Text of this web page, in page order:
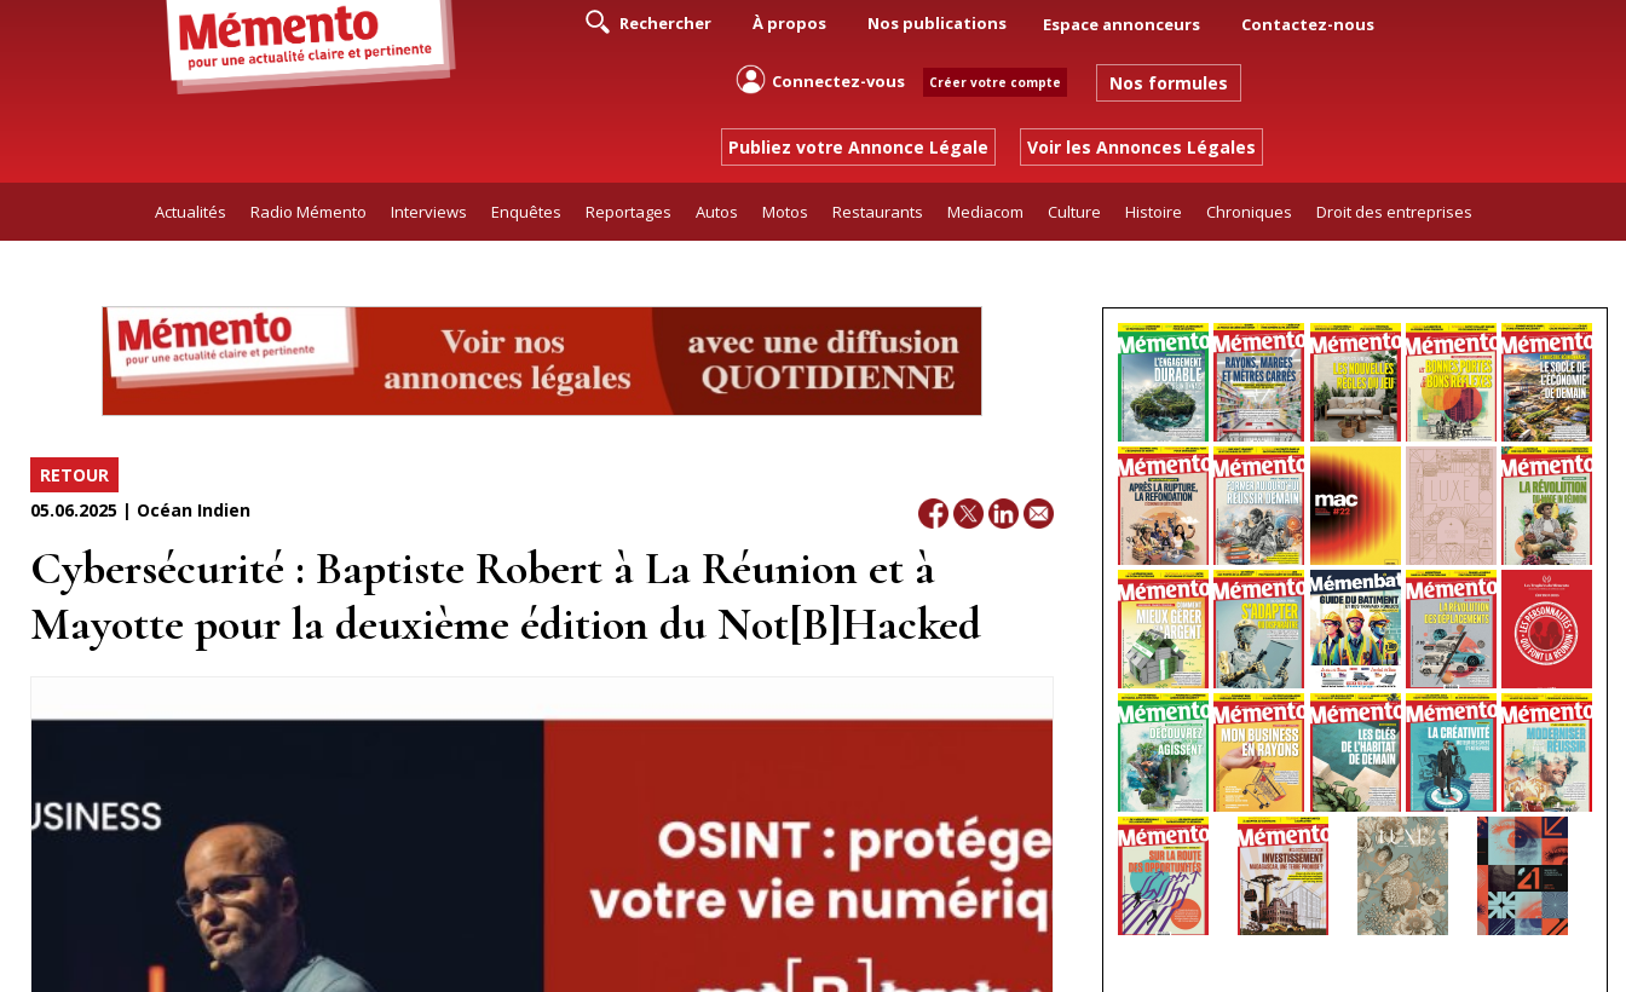
Rechercher À propos Nos publications Espace annonceurs Contactez-nous
Connectez-vous Créer votre compte Nos formules
Publiez votre Annonce Légale Voir les Annonces Légales
Actualités Radio Mémento Interviews Enquêtes Reportages Autos Motos Restaurants Mediacom Culture Histoire Chroniques Droit des entreprises
RETOUR
05.06.2025 | Océan Indien
Cybersécurité : Baptiste Robert à La Réunion et à
Mayotte pour la deuxième édition du Not[B]Hacked